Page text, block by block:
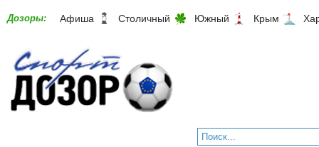
Дозоры: Афиша Столичный Южный Крым